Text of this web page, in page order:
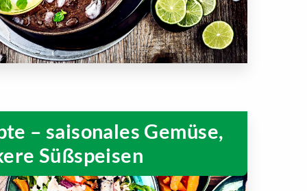
– saisonales Gemüse,
Süßspeisen